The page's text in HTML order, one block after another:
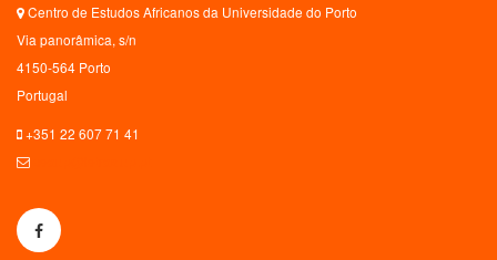
Centro de Estudos Africanos da Universidade do Porto
Via panorâmica, s/n
4150-564 Porto
Portugal
+351 22 607 71 41